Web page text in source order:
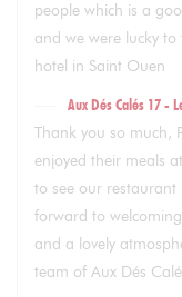
people which is a
and we were lucky
hotel in Saint Ouen
Aux Dés Calés 17 -
Thank you so much,
enjoyed their meals
to see our
forward to
and a lovely
team of Aux Dés